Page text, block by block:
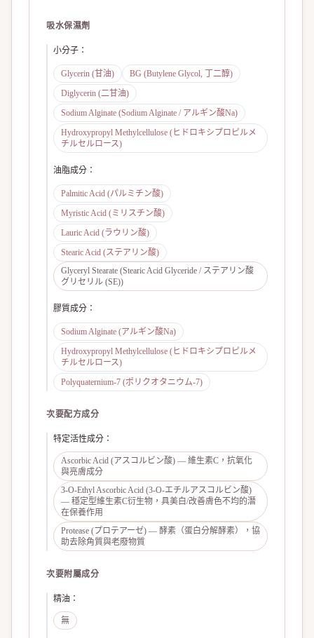
吸水保濕劑
小分子 ：
Glycerin (甘油)
BG (Butylene Glycol, 丁二醇)
Diglycerin (二甘油)
Sodium Alginate (Sodium Alginate / アルギン酸Na)
Hydroxypropyl Methylcellulose (ヒドロキシプロピルメ
チルセルロース)
油脂成分 ：
Palmitic Acid (パルミチン酸)
Myristic Acid (ミリスチン酸)
Lauric Acid (ラウリン酸)
Stearic Acid (ステアリン酸)
Glyceryl Stearate (Stearic Acid Glyceride / ステアリン酸
グリセリル (SE))
膠質成分 ：
Sodium Alginate (アルギン酸Na)
Hydroxypropyl Methylcellulose (ヒドロキシプロピルメ
チルセルロース)
Polyquaternium-7 (ポリクオタニウム-7)
次要配方成分
特定活性成分 ：
Ascorbic Acid (アスコルビン酸) — 維生素C，抗氧化
與亮膚成分
3‑O‑Ethyl Ascorbic Acid (3‑O‑エチルアスコルビン酸)
— 穩定型維生素C衍生物，具美白/改善膚色不均的潛
在保養作用
Protease (プロテアーゼ) — 酵素（蛋白分解酵素），協
助去除角質與老廢物質
次要附屬成分
精油 ：
無